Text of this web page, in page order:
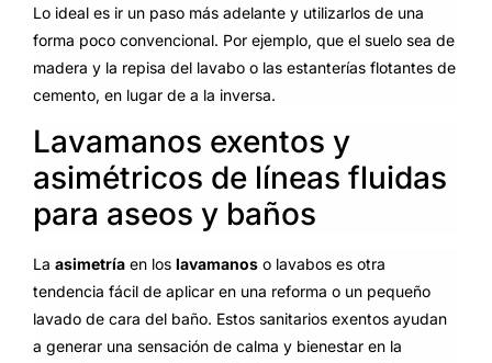
Lo ideal es ir un paso más adelante y utilizarlos de una
forma poco convencional. Por ejemplo, que el suelo sea de
madera y la repisa del lavabo o las estanterías flotantes de
cemento, en lugar de a la inversa.
Lavamanos exentos y
asimétricos de líneas fluidas
para aseos y baños
Laasimetría en loslavamanos o lavabos es otra
tendencia fácil de aplicar en una reforma o un pequeño
lavado de cara del baño. Estos sanitarios exentos ayudan
a generar una sensación de calma y bienestar en la